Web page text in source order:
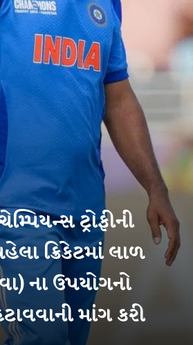
ટ્રોફીની
ક્રિકેટમાં લાળ
ના ઉપયોગનો
માંગ કરી